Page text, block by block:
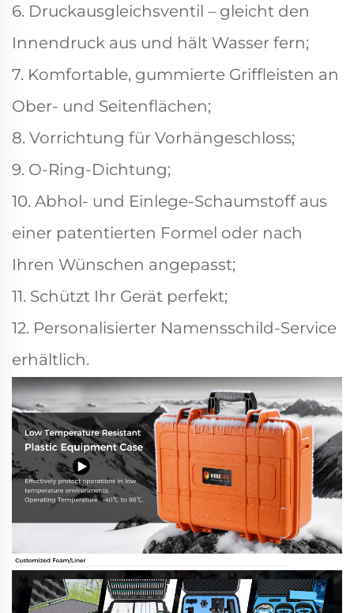
6. Druckausgleichsventil – gleicht den
Innendruck aus und hält Wasser fern;
7. Komfortable, gummierte Griffleisten an
Ober- und Seitenflächen;
8. Vorrichtung für Vorhängeschloss;
9. O-Ring-Dichtung;
10. Abhol- und Einlege-Schaumstoff aus
einer patentierten Formel oder nach
Ihren Wünschen angepasst;
11. Schützt Ihr Gerät perfekt;
12. Personalisierter Namensschild-Service
erhältlich.